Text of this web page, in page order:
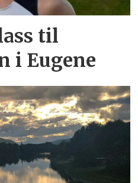
til
i Eugene